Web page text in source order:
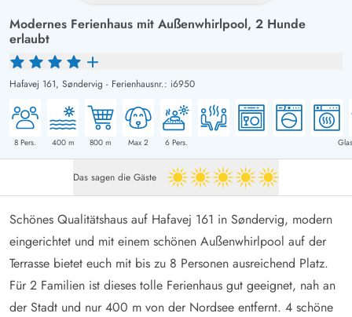
Modernes Ferienhaus mit Außenwhirlpool, 2 Hunde
erlaubt
Hafavej 161, Søndervig - Ferienhausnr.: i6950
8 Pers. 400m 800 m Max 2 6Pers.
Das sagen die Gäste 5 von 5
Schönes Qualitätshaus auf Hafavej 161 in Søndervig, modern
eingerichtet und mit einem schönen Außenwhirlpool auf der
Terrasse bietet euch mit bis zu 8 Personen ausreichend Platz.
Für 2 Familien ist dieses tolle Ferienhaus gut geeignet, nah an
der Stadt und nur 400 m von der Nordsee entfernt. 4 schöne